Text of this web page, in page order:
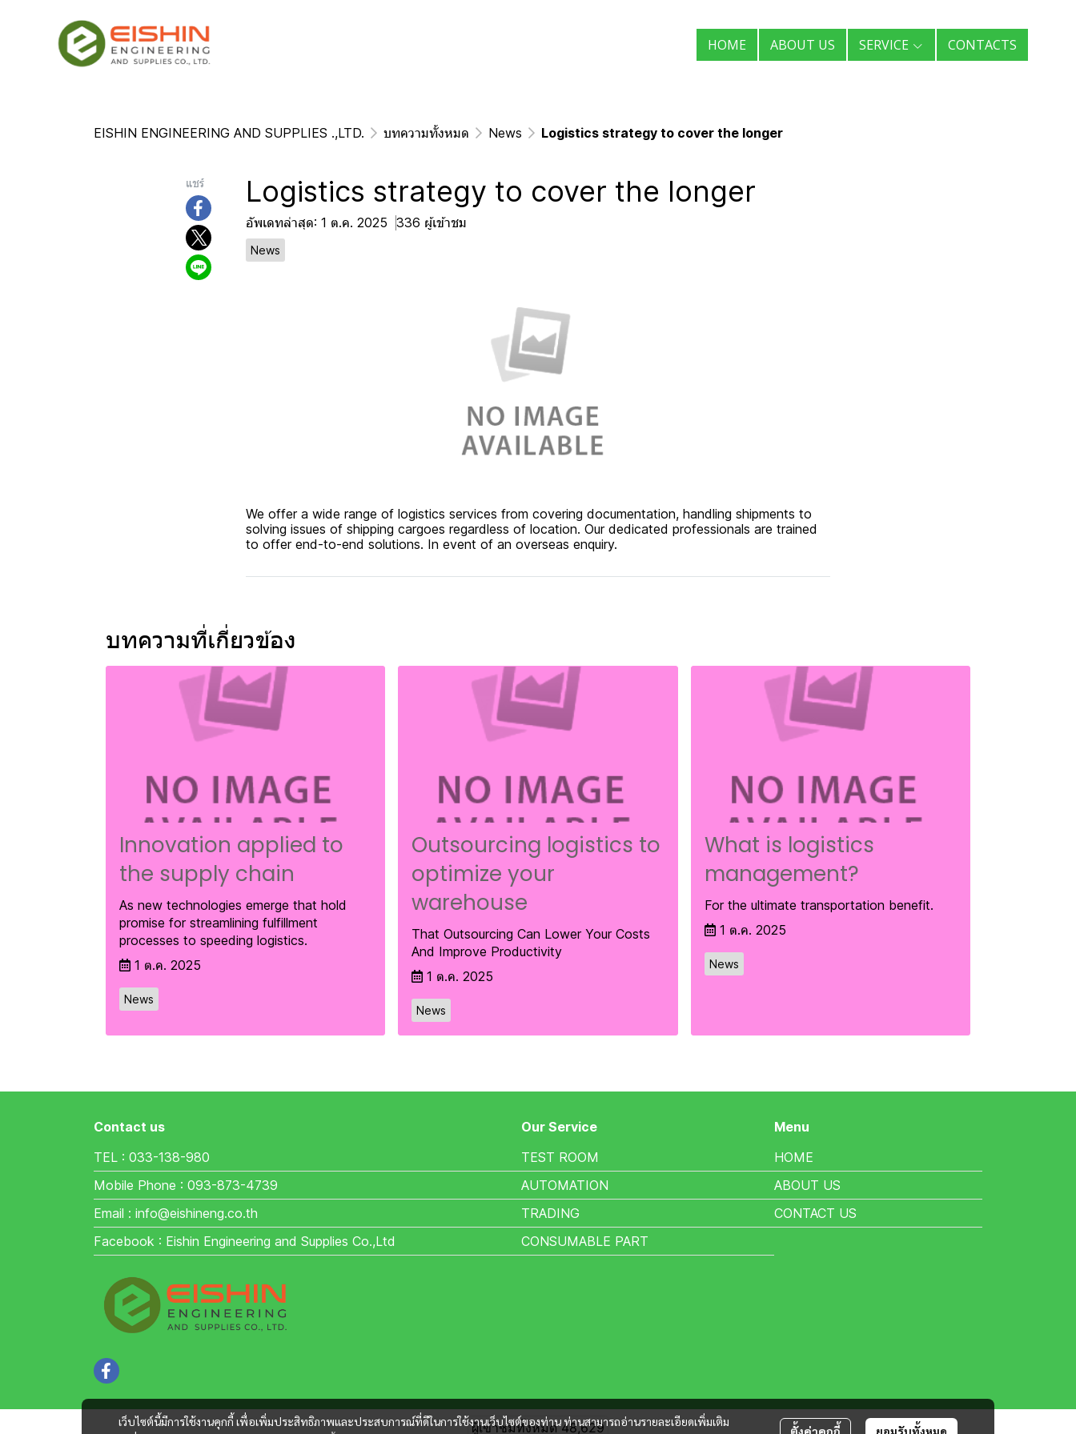
HOME ABOUT US SERVICE CONTACTS
EISHIN ENGINEERING AND SUPPLIES .,LTD. บทความทั้งหมด News Logistics strategy to cover the longer
แชร์ Logistics strategy to cover the longer
อัพเดทล่าสุด: 1 ต.ค. 2025 336 ผู้เข้าชม
News
We offer a wide range of logistics services from covering documentation, handling shipments to
solving issues of shipping cargoes regardless of location. Our dedicated professionals are trained
to offer end-to-end solutions. In event of an overseas enquiry.
บทความที่เกี่ยวข้อง
Innovation applied to
the supply chain
As new technologies emerge that hold
promise for streamlining fulfillment
processes to speeding logistics.
1 ต.ค. 2025
News
Outsourcing logistics to
optimize your
warehouse
That Outsourcing Can Lower Your Costs
And Improve Productivity
1 ต.ค. 2025
News
What is logistics
management?
For the ultimate transportation benefit.
1 ต.ค. 2025
News
เว็บไซต์นี้มีการใช้งานคุกกี้ เพื่อเพิ่มประสิทธิภาพและประสบการณ์ที่ดีในการใช้งานเว็บไซต์ของท่าน ท่านสามารถอ่านรายละเอียดเพิ่มเติม
ตั้งค่าคุกกี้ ยอมรับทั้งหมด
Contact us
TEL : 033-138-980
Mobile Phone : 093-873-4739
Email : info@eishineng.co.th
Facebook : Eishin Engineering and Supplies Co.,Ltd
Our Service
TEST ROOM
AUTOMATION
TRADING
CONSUMABLE PART
Menu
HOME
ABOUT US
CONTACT US
ผู้เข้าชมวันนี้61